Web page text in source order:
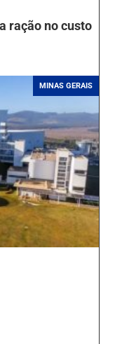
ração no custo
MINAS GERAIS